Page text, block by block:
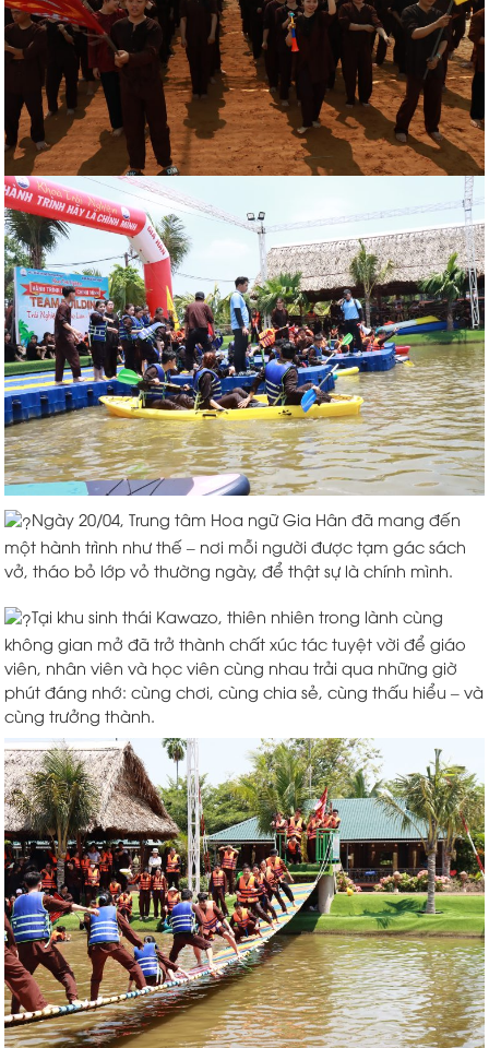
Ngày 20/04, Trung tâm Hoa ngữ Gia Hân đã mang đến
một hành trình như thế – nơi mỗi người được tạm gác sách
vở, tháo bỏ lớp vỏ thường ngày, để thật sự là chính mình.
Tại khu sinh thái Kawazo, thiên nhiên trong lành cùng
không gian mở đã trở thành chất xúc tác tuyệt vời để giáo
viên, nhân viên và học viên cùng nhau trải qua những giờ
phút đáng nhớ: cùng chơi, cùng chia sẻ, cùng thấu hiểu – và
cùng trưởng thành.